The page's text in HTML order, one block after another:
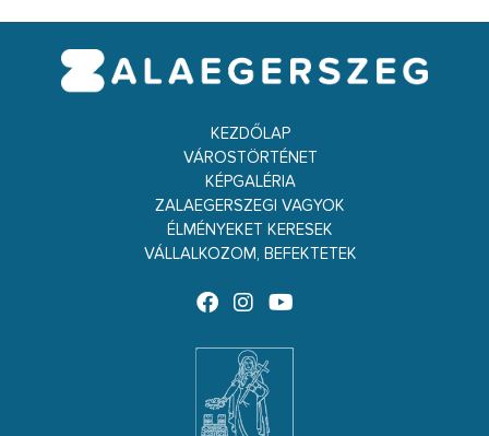
KEZDŐLAP
VÁROSTÖRTÉNET
KÉPGALÉRIA
ZALAEGERSZEGI VAGYOK
ÉLMÉNYEKET KERESEK
VÁLLALKOZOM, BEFEKTETEK